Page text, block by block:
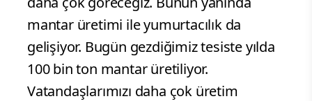
mantar üretimi ile yumurtacılık da
gelişiyor. Bugün gezdiğimiz tesiste yılda
100 bin ton mantar üretiliyor.
Vatandaşlarımızı daha çok üretim